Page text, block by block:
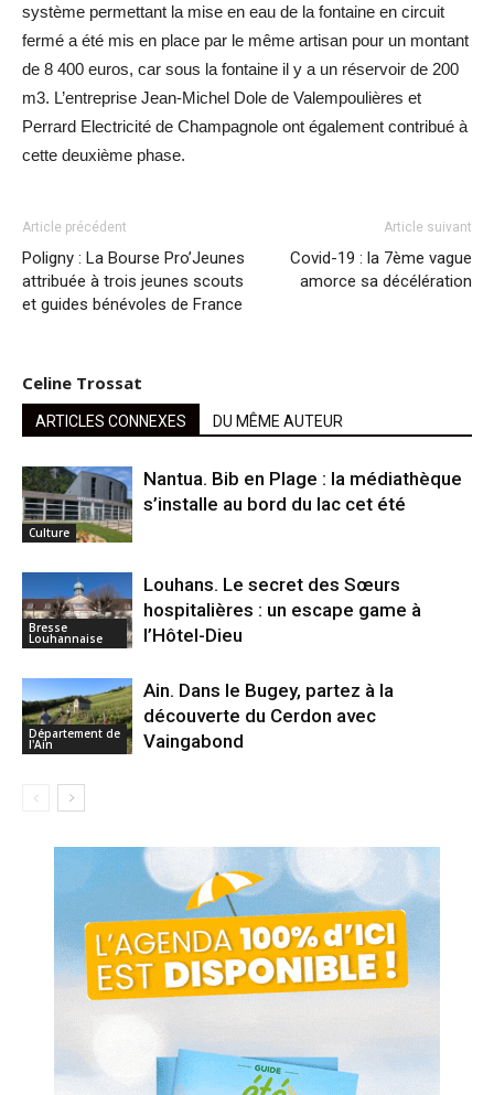
système permettant la mise en eau de la fontaine en circuit
fermé a été mis en place par le même artisan pour un montant
de 8 400 euros, car sous la fontaine il y a un réservoir de 200
m3. L’entreprise Jean-Michel Dole de Valempoulières et
Perrard Electricité de Champagnole ont également contribué à
cette deuxième phase.
Article précédent
Poligny : La Bourse Pro’Jeunes
attribuée à trois jeunes scouts
et guides bénévoles de France
Article suivant
Covid-19 : la 7ème vague
amorce sa décélération
Celine Trossat
ARTICLES CONNEXES DU MÊME AUTEUR
Culture
Nantua. Bib en Plage : la médiathèque
s’installe au bord du lac cet été
Bresse
Louhannaise
Louhans. Le secret des Sœurs
hospitalières : un escape game à
l’Hôtel-Dieu
Département de
l'Ain
Ain. Dans le Bugey, partez à la
découverte du Cerdon avec
Vaingabond